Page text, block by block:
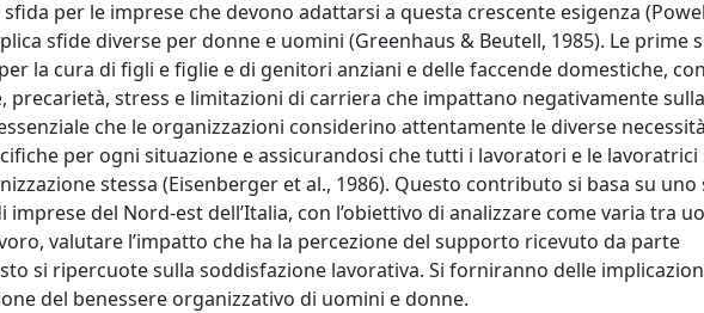
per le imprese che devono adattarsi a questa crescente esigenza
sfide diverse per donne e uomini (Greenhaus & Beutell, 1985). Le prime
la cura di figli e figlie e di genitori anziani e delle faccende domestiche,
precarietà, stress e limitazioni di carriera che impattano negativamente
che le organizzazioni considerino attentamente le diverse
per ogni situazione e assicurandosi che tutti i lavoratori e le lavoratrici
stessa (Eisenberger et al., 1986). Questo contributo si basa su
del Nord-est dell’Italia, con l’obiettivo di analizzare come varia tra
valutare l’impatto che ha la percezione del supporto ricevuto da parte
si ripercuote sulla soddisfazione lavorativa. Si forniranno delle
del benessere organizzativo di uomini e donne.